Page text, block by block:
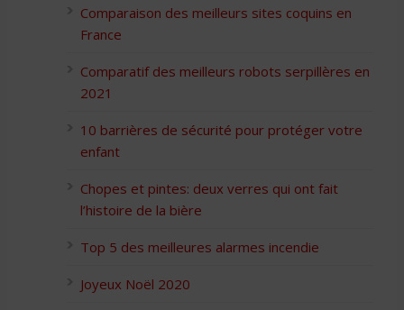
Comparaison des meilleurs sites coquins en
France
Comparatif des meilleurs robots serpillères en
2021
10 barrières de sécurité pour protéger votre
enfant
Chopes et pintes: deux verres qui ont fait
l’histoire de la bière
Top 5 des meilleures alarmes incendie
Joyeux Noël 2020